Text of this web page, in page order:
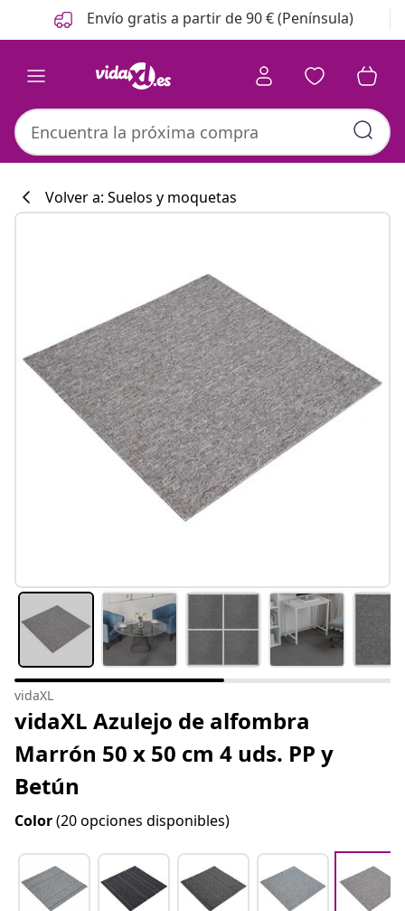
Anterior
Siguiente Envío gratis a partir de 90 € (Península)
#sharemevidaxl
Volver a: Suelos y moquetas
vidaXL
vidaXL Azulejo de alfombra
Marrón 50 x 50 cm 4 uds. PP y
Betún
Color(20 opciones disponibles)